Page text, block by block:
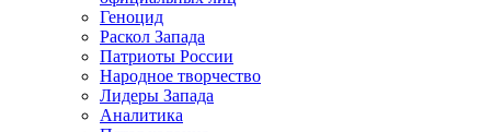
Геноцид
Раскол Запада
Патриоты России
Народное творчество
Лидеры Запада
Аналитика